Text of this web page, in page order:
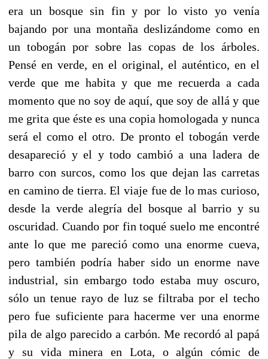
era un bosque sin fin y por lo visto yo venía
bajando por una montaña deslizándome como en
un tobogán por sobre las copas de los árboles.
Pensé en verde, en el original, el auténtico, en el
verde que me habita y que me recuerda a cada
momento que no soy de aquí, que soy de allá y que
me grita que éste es una copia homologada y nunca
será el como el otro. De pronto el tobogán verde
desapareció y el y todo cambió a una ladera de
barro con surcos, como los que dejan las carretas
en camino de tierra. El viaje fue de lo mas curioso,
desde la verde alegría del bosque al barrio y su
oscuridad. Cuando por fin toqué suelo me encontré
ante lo que me pareció como una enorme cueva,
pero también podría haber sido un enorme nave
industrial, sin embargo todo estaba muy oscuro,
sólo un tenue rayo de luz se filtraba por el techo
pero fue suficiente para hacerme ver una enorme
pila de algo parecido a carbón. Me recordó al papá
y su vida minera en Lota, o algún cómic de